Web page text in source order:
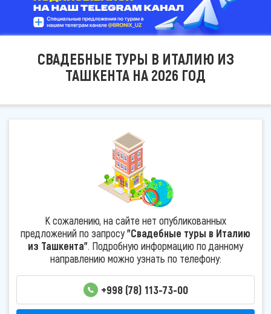
СВАДЕБНЫЕ ТУРЫ В ИТАЛИЮ ИЗ
ТАШКЕНТА НА 2026 ГОД
К сожалению, на сайте нет опубликованных
предложений по запросу"Свадебные туры в Италию
из Ташкента". Подробную информацию по данному
направлению можно узнать по телефону:
+998 (78) 113-73-00